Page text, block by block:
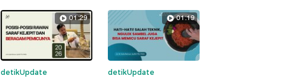
01:29
detikUpdate
01:19
detikUpdate